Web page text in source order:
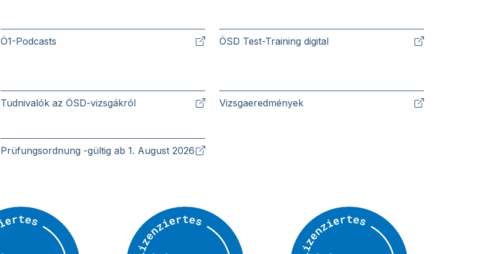
Ö1-Podcasts ÖSD Test-Training digital
Tudnivalók az ÖSD-vizsgákról Vizsgaeredmények
Prüfungsordnung -gültig ab 1. August 2026